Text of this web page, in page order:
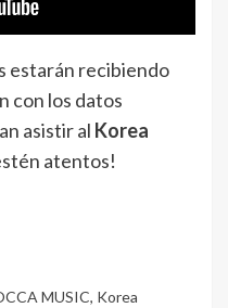
estarán recibiendo
con los datos
asistir al Korea
atentos!
MUSIC, Korea